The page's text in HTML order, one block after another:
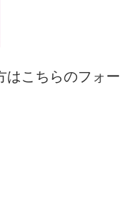
こちらのフォー